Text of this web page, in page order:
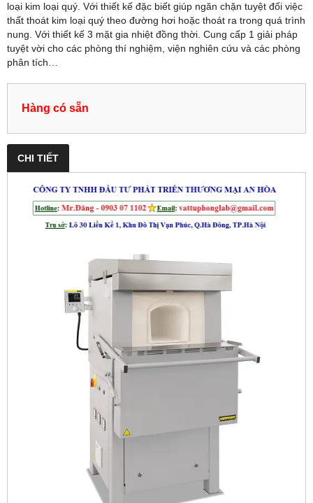
loại kim loại quý. Với thiết kế đặc biết giúp ngăn chặn tuyệt đối việc
thất thoát kim loại quý theo đường hơi hoặc thoát ra trong quá trình
nung. Với thiết kế 3 mặt gia nhiệt đồng thời. Cung cấp 1 giải pháp
tuyệt vời cho các phòng thí nghiệm, viện nghiên cứu và các phòng
phân tích…
Hàng có sẵn
CHI TIẾT